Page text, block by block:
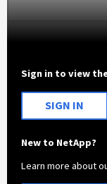
Sign in to view
SIGN IN
New to NetApp?
Learn more about